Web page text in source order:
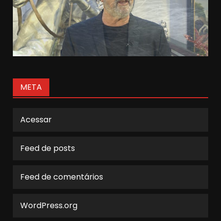
META
Acessar
Feed de posts
Feed de comentários
WordPress.org